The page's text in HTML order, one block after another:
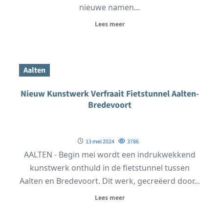
nieuwe namen...
Lees meer
Aalten
Nieuw Kunstwerk Verfraait Fietstunnel Aalten-
Bredevoort
13 mei 2024 3786
AALTEN - Begin mei wordt een indrukwekkend
kunstwerk onthuld in de fietstunnel tussen
Aalten en Bredevoort. Dit werk, gecreëerd door...
Lees meer